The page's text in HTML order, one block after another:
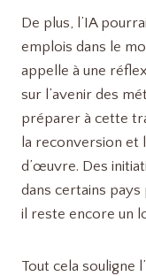
De plus, l’IA
emplois dans le
appelle à une
sur l’avenir des
préparer à cette
la reconversion et
d’œuvre. Des
dans certains
il reste encore un
Tout cela souligne